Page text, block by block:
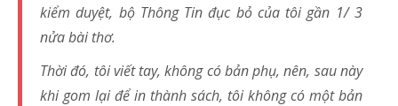
kiểm duyệt, bộ Thông Tin đục bỏ của tôi gần 1/ 3
nửa bài thơ.
Thời đó, tôi viết tay, không có bản phụ, nên, sau này
khi gom lại để in thành sách, tôi không có một bản